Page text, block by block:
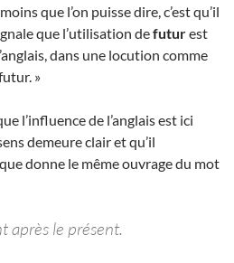
que l’on puisse dire, c’est qu’il
que l’utilisation defuturest
dans une locution comme
»
l’influence de l’anglais est ici
demeure clair et qu’il
donne le même ouvrage du mot
après le présent.